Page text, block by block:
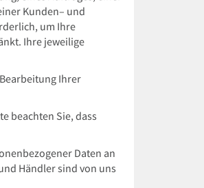
Kunden– und
um Ihre
Ihre jeweilige
Ihrer
beachten Sie, dass
Daten an
Händler sind von uns